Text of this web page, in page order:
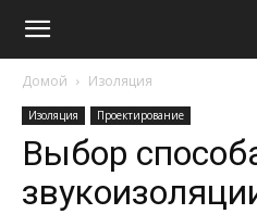
Домой Изоляция
Изоляция Проектирование
Выбор